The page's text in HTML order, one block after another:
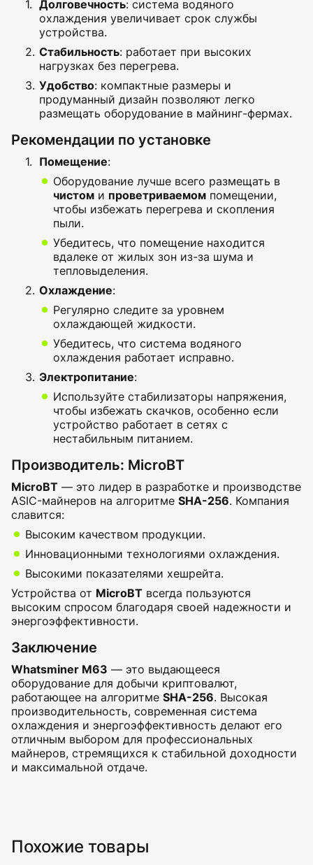
Долговечность: система водяного
охлаждения увеличивает срок службы
устройства.
Стабильность: работает при высоких
нагрузках без перегрева.
Удобство: компактные размеры и
продуманный дизайн позволяют легко
размещать оборудование в майнинг-фермах.
Рекомендации по установке
Помещение:
Оборудование лучше всего размещать в
чистом и проветриваемом помещении,
чтобы избежать перегрева и скопления
пыли.
Убедитесь, что помещение находится
вдалеке от жилых зон из-за шума и
тепловыделения.
Охлаждение:
Регулярно следите за уровнем
охлаждающей жидкости.
Убедитесь, что система водяного
охлаждения работает исправно.
Электропитание:
Используйте стабилизаторы напряжения,
чтобы избежать скачков, особенно если
устройство работает в сетях с
нестабильным питанием.
Производитель: MicroBT
MicroBT — это лидер в разработке и производстве
ASIC-майнеров на алгоритме SHA-256. Компания
славится:
Высоким качеством продукции.
Инновационными технологиями охлаждения.
Высокими показателями хешрейта.
Устройства от MicroBT всегда пользуются
высоким спросом благодаря своей надежности и
энергоэффективности.
Заключение
Whatsminer M63 — это выдающееся
оборудование для добычи криптовалют,
работающее на алгоритме SHA-256. Высокая
производительность, современная система
охлаждения и энергоэффективность делают его
отличным выбором для профессиональных
майнеров, стремящихся к стабильной доходности
и максимальной отдаче.
Похожие товары